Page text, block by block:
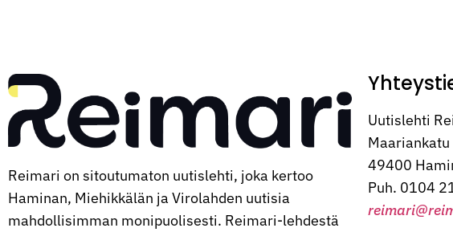
Reimari on sitoutumaton uutislehti, joka kertoo
Haminan, Miehikkälän ja Virolahden uutisia
mahdollisimman monipuolisesti. Reimari-lehdestä
Uutislehti
Maariankatu
49400
Puh. 0104